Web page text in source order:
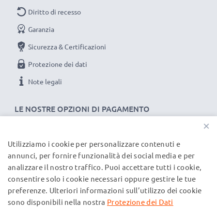
LE NOSTRE OPZIONI DI PAGAMENTO
Diritto di recesso
Garanzia
Sicurezza & Certificazioni
Protezione dei dati
Note legali
I NOSTRI PARTNER DI SPEDIZIONE
© subtel.it 2026
Tutti i prezzi includono l'IVA e sono esclusi i costi di
spedizione. Si prega di notare che tutti i marchi menzionati
×
Utilizziamo i cookie per personalizzare contenuti e
annunci, per fornire funzionalità dei social media e per
analizzare il nostro traffico. Puoi accettare tutti i cookie,
consentire solo i cookie necessari oppure gestire le tue
preferenze. Ulteriori informazioni sull’utilizzo dei cookie
sono disponibili nella nostra Protezione dei Dati